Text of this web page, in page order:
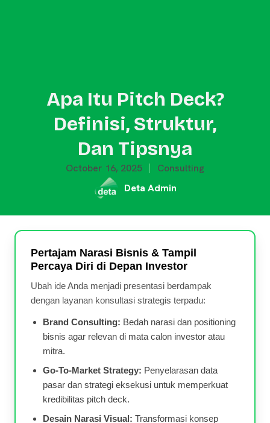
Apa Itu Pitch Deck?
Definisi, Struktur,
Dan Tipsnya
October 16, 2025
Consulting
Deta Admin
Pertajam Narasi Bisnis & Tampil
Percaya Diri di Depan Investor
Ubah ide Anda menjadi presentasi berdampak
dengan layanan konsultasi strategis terpadu:
Brand Consulting: Bedah narasi dan positioning
bisnis agar relevan di mata calon investor atau
mitra.
Go-To-Market Strategy: Penyelarasan data
pasar dan strategi eksekusi untuk memperkuat
kredibilitas pitch deck.
Desain Narasi Visual: Transformasi konsep